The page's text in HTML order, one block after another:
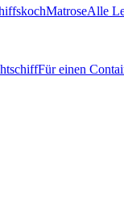
MatroseAlle
Für einen